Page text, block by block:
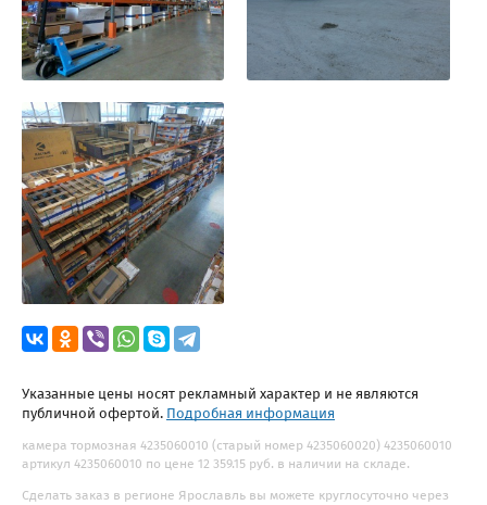
Указанные цены носят рекламный характер и не являются
публичной офертой. Подробная информация
камера тормозная 4235060010 (старый номер 4235060020) 4235060010
артикул 4235060010 по цене 12 359.15 руб. в наличии на складе.
Сделать заказ в регионе Ярославль вы можете круглосуточно через